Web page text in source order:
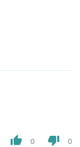
thumb_up 0 thumb_down 0